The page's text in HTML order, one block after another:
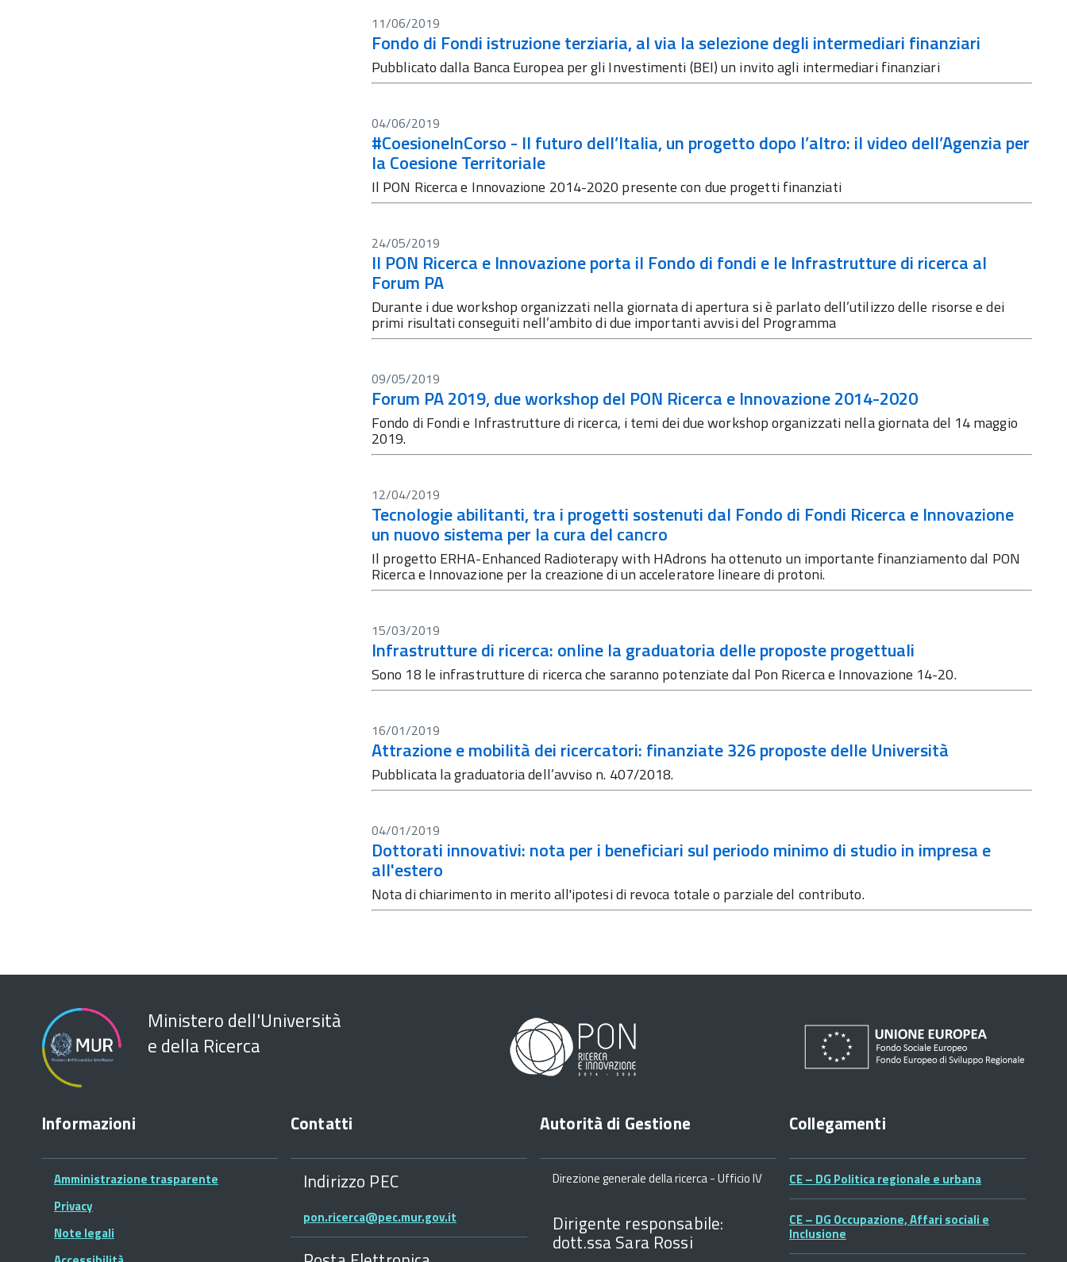
11/06/2019
Fondo di Fondi istruzione terziaria, al via la selezione degli intermediari finanziari
Pubblicato dalla Banca Europea per gli Investimenti (BEI) un invito agli intermediari finanziari
04/06/2019
#CoesioneInCorso - Il futuro dell’Italia, un progetto dopo l’altro: il video dell’Agenzia per
la Coesione Territoriale
Il PON Ricerca e Innovazione 2014-2020 presente con due progetti finanziati
24/05/2019
Il PON Ricerca e Innovazione porta il Fondo di fondi e le Infrastrutture di ricerca al
Forum PA
Durante i due workshop organizzati nella giornata di apertura si è parlato dell’utilizzo delle risorse e dei
primi risultati conseguiti nell’ambito di due importanti avvisi del Programma
09/05/2019
Forum PA 2019, due workshop del PON Ricerca e Innovazione 2014-2020
Fondo di Fondi e Infrastrutture di ricerca, i temi dei due workshop organizzati nella giornata del 14 maggio
2019.
12/04/2019
Tecnologie abilitanti, tra i progetti sostenuti dal Fondo di Fondi Ricerca e Innovazione
un nuovo sistema per la cura del cancro
Il progetto ERHA-Enhanced Radioterapy with HAdrons ha ottenuto un importante finanziamento dal PON
Ricerca e Innovazione per la creazione di un acceleratore lineare di protoni.
15/03/2019
Infrastrutture di ricerca: online la graduatoria delle proposte progettuali
Sono 18 le infrastrutture di ricerca che saranno potenziate dal Pon Ricerca e Innovazione 14-20.
16/01/2019
Attrazione e mobilità dei ricercatori: finanziate 326 proposte delle Università
Pubblicata la graduatoria dell’avviso n. 407/2018.
04/01/2019
Dottorati innovativi: nota per i beneficiari sul periodo minimo di studio in impresa e
all'estero
Nota di chiarimento in merito all'ipotesi di revoca totale o parziale del contributo.
Ministero dell'Università
e della Ricerca
Informazioni
Amministrazione trasparente
Privacy
Note legali
Contatti
Indirizzo PEC
pon.ricerca@pec.mur.gov.it
Autorità di Gestione
Direzione generale della ricerca - Ufficio IV
Dirigente responsabile:
dott.ssa Sara Rossi
Collegamenti
CE – DG Politica regionale e urbana
CE – DG Occupazione, Affari sociali e
Inclusione